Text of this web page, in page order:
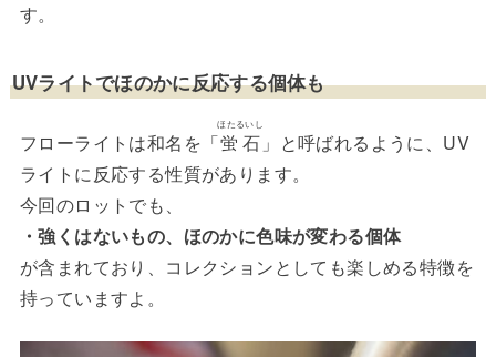
す。
UVライトでほのかに反応する個体も
フローライトは和名を「蛍石
ほたるいし
」と呼ばれるように、UV
ライトに反応する性質があります。
今回のロットでも、
・強くはないもの、ほのかに色味が変わる個体
が含まれており、コレクションとしても楽しめる特徴を
持っていますよ。